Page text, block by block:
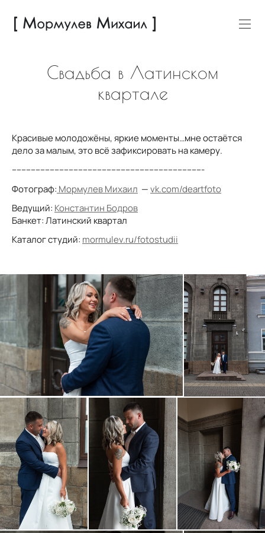
Свадьба в Латинском
квартале
Красивые молодожёны, яркие моменты…мне остаётся
дело за малым, это всё зафиксировать на камеру.
---------------------------------------------------------------------------------
Фотограф: Мормулев Михаил —vk.com/deartfoto
Ведущий: Константин Бодров
Банкет: Латинский квартал
Каталог студий: mormulev.ru/fotostudii